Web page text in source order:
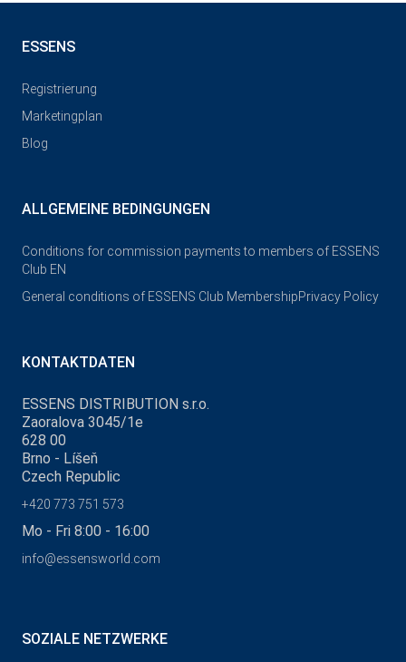
ESSENS
Registrierung
Marketingplan
Blog
ALLGEMEINE BEDINGUNGEN
Conditions for commission payments to members of ESSENS
Club EN
General conditions of ESSENS Club MembershipPrivacy Policy
KONTAKTDATEN
ESSENS DISTRIBUTION s.r.o.
Zaoralova 3045/1e
628 00
Brno - Líšeň
Czech Republic
+420 773 751 573
Mo - Fri 8:00 - 16:00
info@essensworld.com
SOZIALE NETZWERKE